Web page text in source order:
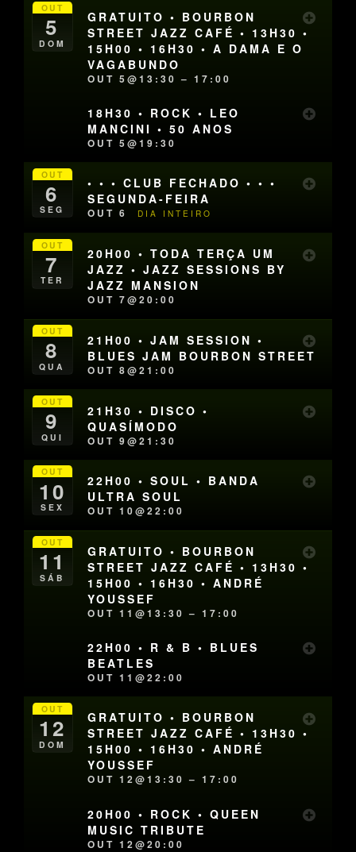
OUT
5
DOM
GRATUITO • BOURBON
STREET JAZZ CAFÉ • 13H30 •
15H00 • 16H30 • A DAMA E O
VAGABUNDO
OUT 5@13:30 – 17:00
18H30 • ROCK • LEO
MANCINI • 50 ANOS
OUT 5@19:30
OUT
6
SEG
• • • CLUB FECHADO • • •
SEGUNDA-FEIRA
OUT 6 DIA INTEIRO
OUT
7
TER
20H00 • TODA TERÇA UM
JAZZ • JAZZ SESSIONS BY
JAZZ MANSION
OUT 7@20:00
OUT
8
QUA
21H00 • JAM SESSION •
BLUES JAM BOURBON STREET
OUT 8@21:00
OUT
9
QUI
21H30 • DISCO •
QUASÍMODO
OUT 9@21:30
OUT
10
SEX
22H00 • SOUL • BANDA
ULTRA SOUL
OUT 10@22:00
OUT
11
SÁB
GRATUITO • BOURBON
STREET JAZZ CAFÉ • 13H30 •
15H00 • 16H30 • ANDRÉ
YOUSSEF
OUT 11@13:30 – 17:00
22H00 • R & B • BLUES
BEATLES
OUT 11@22:00
OUT
12
DOM
GRATUITO • BOURBON
STREET JAZZ CAFÉ • 13H30 •
15H00 • 16H30 • ANDRÉ
YOUSSEF
OUT 12@13:30 – 17:00
20H00 • ROCK • QUEEN
MUSIC TRIBUTE
OUT 12@20:00